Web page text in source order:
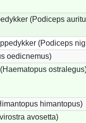
(Podiceps
(Podiceps
oedicnemus)
himantopus)
avosetta)